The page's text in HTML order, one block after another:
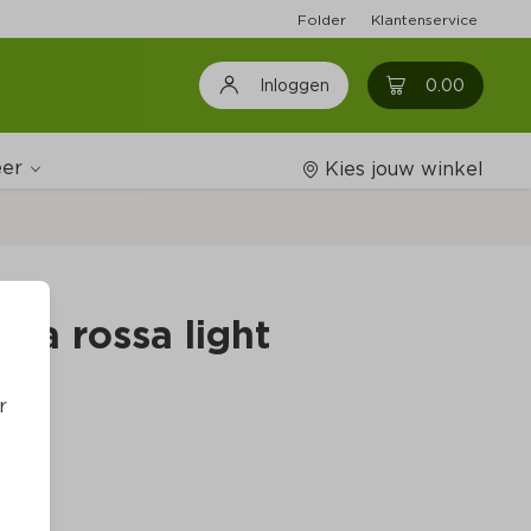
Folder Klantenservice
Inloggen 0.00 0
Kies jouw winkel
rossa light